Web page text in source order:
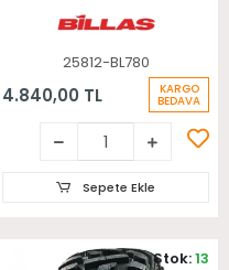
25812-BL780
4.840,00 TL KARGO
BEDAVA
Sepete Ekle
Stok:13